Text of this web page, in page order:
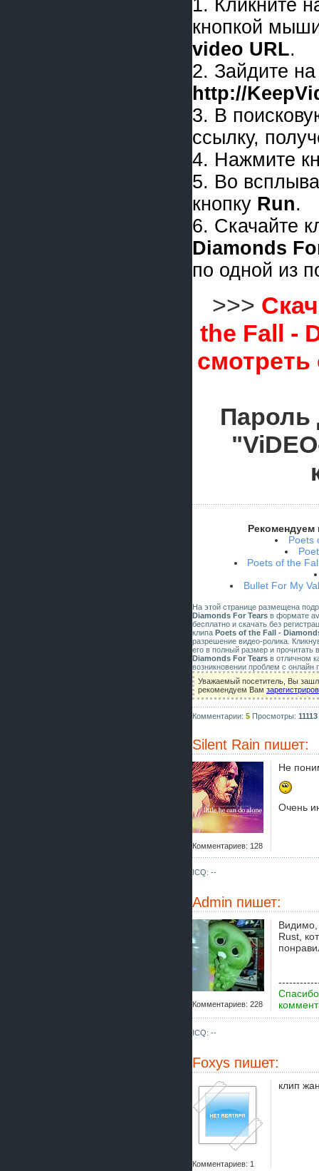
1. Кликните
кнопкой
video URL.
2. Зайдите на
http://
3. В
ссылку,
4. Нажмите
5. Во
кнопку Run.
6. Скачайте
Diamonds
по одной из
>>>
the Fall -
Пароль
Рекомендуем
Poets
Poets of the
Bullet For My
На этой странице размещена
Diamonds For Tears в формате
бесплатно и скачать без
клипа Poets of the Fall -
разрешение видео-ролика.
его в полный размер и прочитать
Diamonds For Tears в отличном
возникновении проблем с
Уважаемый посетитель, Вы
рекомендуем Вам
Комментарии: 5 Просмотры: 11113
Silent Rain пишет:
Комментариев: 128
Не
Очень
ICQ: --
Admin пишет:
Комментариев: 228
Видимо,
Rust,
ICQ: --
Foxys пишет:
Комментариев: 1
клип